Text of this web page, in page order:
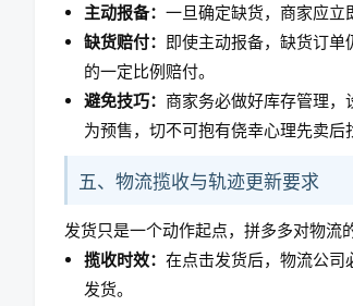
主动报备： 一旦确定缺货，商家应立
缺货赔付： 即使主动报备，缺货订
的一定比例赔付。
避免技巧： 商家务必做好库存管理
为预售，切不可抱有侥幸心理先卖后
五、物流揽收与轨迹更新要求
发货只是一个动作起点，拼多多对物流
揽收时效： 在点击发货后，物流公司
发货。